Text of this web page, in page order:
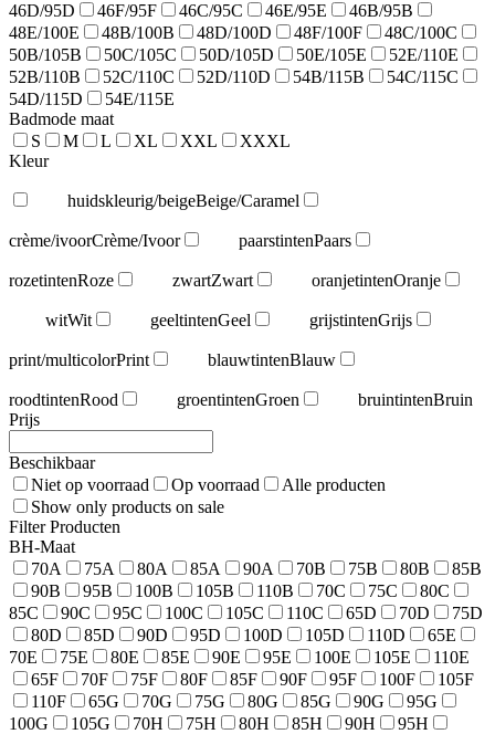
46D/95D
46F/95F 46C/95C 46E/95E
46B/95B
48E/100E
48B/100B 48D/100D 48F/100F
48C/100C
50B/105B
50C/105C 50D/105D 50E/105E
52E/110E
52B/110B
52C/110C 52D/110D 54B/115B
54C/115C
54D/115D
54E/115E
Badmode maat
S
M L XL XXL
XXXL
Kleur
huidskleurig/beigeBeige/Caramel
crème/ivoorCrème/Ivoor paarstintenPaars
rozetintenRoze zwartZwart oranjetintenOranje
witWit geeltintenGeel grijstintenGrijs
print/multicolorPrint blauwtintenBlauw
roodtintenRood groentintenGroen bruintintenBruin
Prijs
Beschikbaar
Niet op voorraad
Op voorraad
Alle producten
Show only products on sale
Filter Producten
BH-Maat
70A
75A 80A 85A 90A 70B 75B 80B
85B
90B
95B 100B 105B 110B 70C 75C
80C
85C
90C 95C 100C 105C 110C 65D 70D
75D
80D
85D 90D 95D 100D 105D 110D
65E
70E
75E 80E 85E 90E 95E 100E 105E
110E
65F
70F 75F 80F 85F 90F 95F 100F
105F
110F
65G 70G 75G 80G 85G 90G
95G
100G
105G 70H 75H 80H 85H 90H
95H